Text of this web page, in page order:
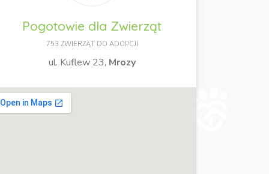
Pogotowie dla Zwierząt
753 ZWIERZĄT DO ADOPCJI
ul. Kuflew 23, Mrozy